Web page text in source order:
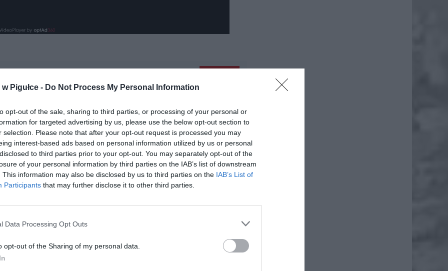
Pigułce - Do Not Process My Personal Information
opt-out of the sale, sharing to third parties, or processing of your personal or
for targeted advertising by us, please use the below opt-out section to
selection. Please note that after your opt-out request is processed you may
interest-based ads based on personal information utilized by us or personal
to third parties prior to your opt-out. You may separately opt-out of the
of your personal information by third parties on the IAB’s list of downstream
This information may also be disclosed by us to third parties on the IAB’s List of
Participants that may further disclose it to other third parties.
Data Processing Opt Outs
opt-out of the Sharing of my personal data.